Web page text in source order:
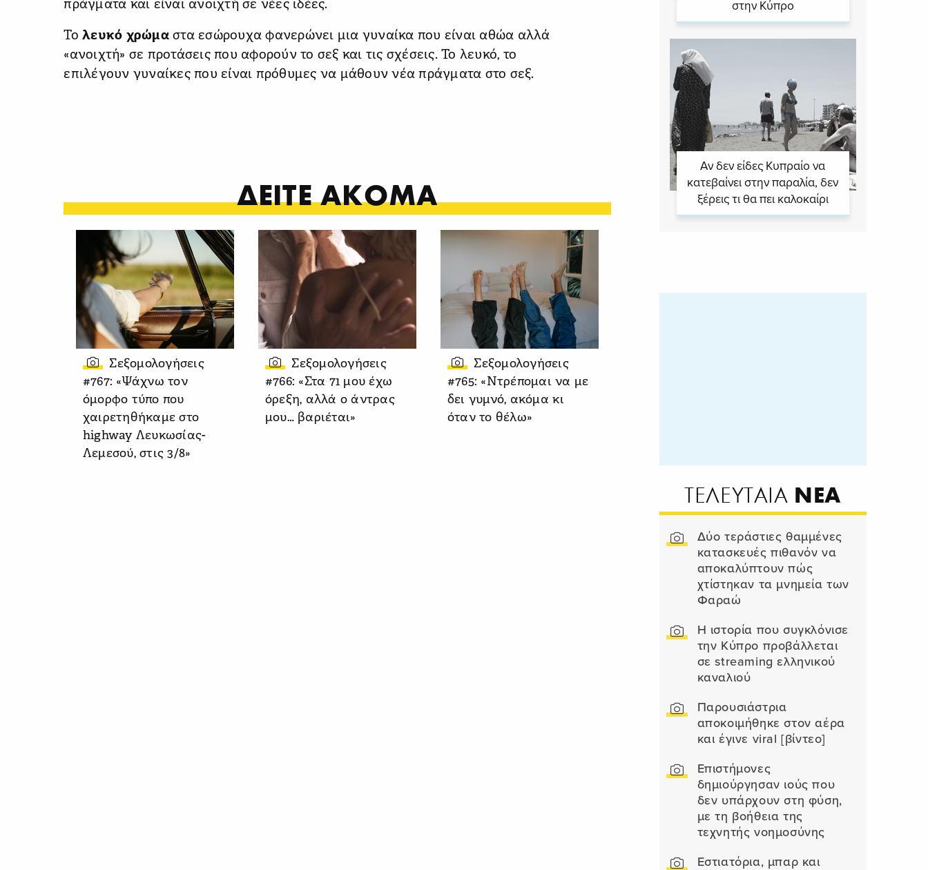
πράγματα και είναι ανοιχτή σε νέες ιδέες.
Τολευκό χρώμαστα εσώρουχα φανερώνει μια γυναίκα που είναι αθώα αλλά
«ανοιχτή» σε προτάσεις που αφορούν το σεξ και τις σχέσεις. Το λευκό, το
επιλέγουν γυναίκες που είναι πρόθυμες να μάθουν νέα πράγματα στο σεξ.
ΔΕΙΤΕ ΑΚΟΜΑ
Σεξομολογήσεις
#767: «Ψάχνω τον
όμορφο τύπο που
χαιρετηθήκαμε στο
highway Λευκωσίας-
Λεμεσού, στις 3/8»
Σεξομολογήσεις
#766: «Στα 71 μου έχω
όρεξη, αλλά ο άντρας
μου… βαριέται»
Σεξομολογήσεις
#765: «Ντρέπομαι να με
δει γυμνό, ακόμα κι
όταν το θέλω»
στην Κύπρο
Αν δεν είδες Κυπραίο να
κατεβαίνει στην παραλία, δεν
ξέρεις τι θα πει καλοκαίρι
ΤΕΛΕΥΤΑΙΑ ΝΕΑ
Δύο τεράστιες θαμμένες
κατασκευές πιθανόν να
αποκαλύπτουν πώς
χτίστηκαν τα μνημεία των
Φαραώ
Η ιστορία που συγκλόνισε
την Κύπρο προβάλλεται
σε streaming ελληνικού
καναλιού
Παρουσιάστρια
αποκοιμήθηκε στον αέρα
και έγινε viral [βίντεο]
Επιστήμονες
δημιούργησαν ιούς που
δεν υπάρχουν στη φύση,
με τη βοήθεια της
τεχνητής νοημοσύνης
Εστιατόρια, μπαρ και